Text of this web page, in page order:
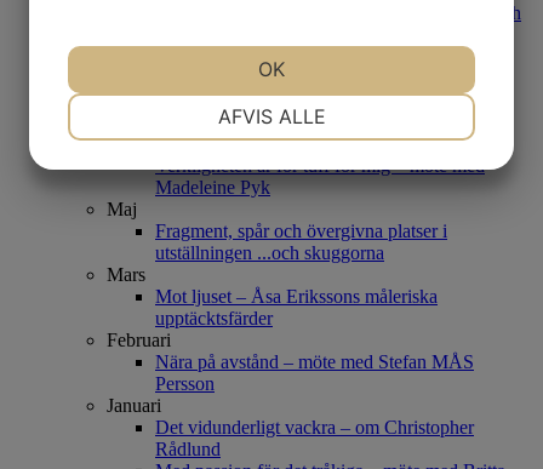
Bland blommor och byggnader – Om Ian Rusth
Bland klippor, hav och fjäll – möte med
konstnären Ulla Ohlson
Mats Åkerman – Träffpunkter i den Svagiska
Unionen
Augusti
Verkligheten är för tuff för mig – möte med
Madeleine Pyk
Maj
Fragment, spår och övergivna platser i
utställningen ...och skuggorna
Mars
Mot ljuset – Åsa Erikssons måleriska
upptäcktsfärder
Februari
Nära på avstånd – möte med Stefan MÅS
Persson
Januari
Det vidunderligt vackra – om Christopher
Rådlund
MARKETING
AFVIS ALLE
OK